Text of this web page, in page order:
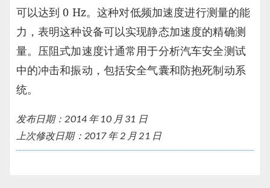
可以达到 0 Hz。这种对低频加速度进行测量的能
力，表明这种设备可以实现静态加速度的精确测
量。压阻式加速度计通常用于分析汽车安全测试
中的冲击和振动，包括安全气囊和防抱死制动系
统。
发布日期：2014 年 10 月 31 日
上次修改日期：2017 年 2 月 21 日